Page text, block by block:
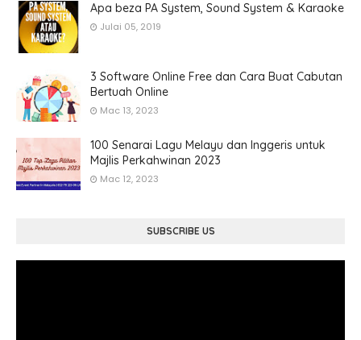
Apa beza PA System, Sound System & Karaoke
Julai 05, 2019
3 Software Online Free dan Cara Buat Cabutan
Bertuah Online
Mac 13, 2023
100 Senarai Lagu Melayu dan Inggeris untuk
Majlis Perkahwinan 2023
Mac 12, 2023
SUBSCRIBE US